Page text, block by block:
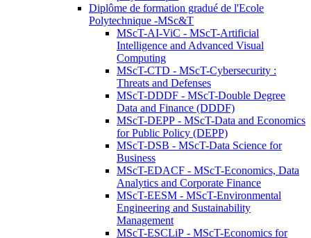
Diplôme de formation gradué de l'Ecole
Polytechnique -MSc&T
MScT-AI-ViC - MScT-Artificial
Intelligence and Advanced Visual
Computing
MScT-CTD - MScT-Cybersecurity :
Threats and Defenses
MScT-DDDF - MScT-Double Degree
Data and Finance (DDDF)
MScT-DEPP - MScT-Data and Economics
for Public Policy (DEPP)
MScT-DSB - MScT-Data Science for
Business
MScT-EDACF - MScT-Economics, Data
Analytics and Corporate Finance
MScT-EESM - MScT-Environmental
Engineering and Sustainability
Management
MScT-ESCLiP - MScT-Economics for